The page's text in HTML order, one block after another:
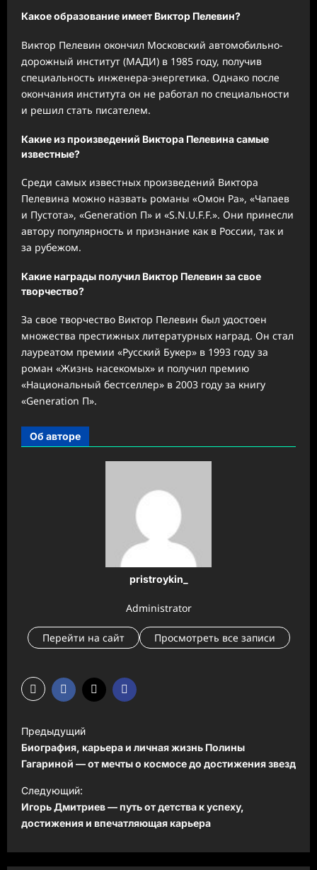
Какое образование имеет Виктор Пелевин?
Виктор Пелевин окончил Московский автомобильно-
дорожный институт (МАДИ) в 1985 году, получив
специальность инженера-энергетика. Однако после
окончания института он не работал по специальности
и решил стать писателем.
Какие из произведений Виктора Пелевина самые
известные?
Среди самых известных произведений Виктора
Пелевина можно назвать романы «Омон Ра», «Чапаев
и Пустота», «Generation П» и «S.N.U.F.F.». Они принесли
автору популярность и признание как в России, так и
за рубежом.
Какие награды получил Виктор Пелевин за свое
творчество?
За свое творчество Виктор Пелевин был удостоен
множества престижных литературных наград. Он стал
лауреатом премии «Русский Букер» в 1993 году за
роман «Жизнь насекомых» и получил премию
«Национальный бестселлер» в 2003 году за книгу
«Generation П».
Об авторе
pristroykin_
Administrator
Перейти на сайт Просмотреть все записи
Н
а
в
и
г
а
ц
Предыдущий
Биография, карьера и личная жизнь Полины
Гагариной — от мечты о космосе до достижения звезд
Следующий:
Игорь Дмитриев — путь от детства к успеху,
достижения и впечатляющая карьера